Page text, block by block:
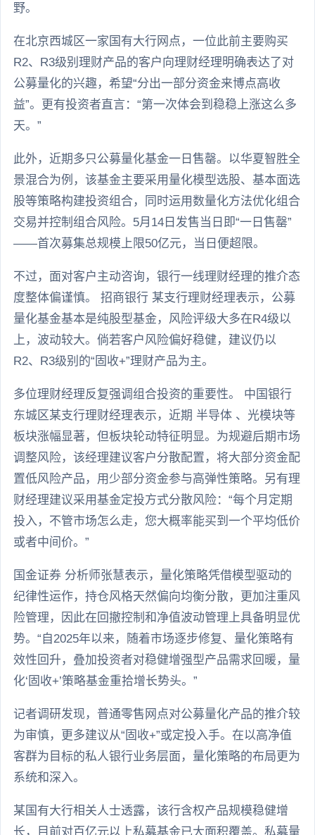
野。
在北京西城区一家国有大行网点，一位此前主要购买
R2、R3级别理财产品的客户向理财经理明确表达了对
公募量化的兴趣，希望“分出一部分资金来博点高收
益”。更有投资者直言：“第一次体会到稳稳上涨这么多
天。”
此外，近期多只公募量化基金一日售罄。以华夏智胜全
景混合为例，该基金主要采用量化模型选股、基本面选
股等策略构建投资组合，同时运用数量化方法优化组合
交易并控制组合风险。5月14日发售当日即“一日售罄”
——首次募集总规模上限50亿元，当日便超限。
不过，面对客户主动咨询，银行一线理财经理的推介态
度整体偏谨慎。 招商银行 某支行理财经理表示，公募
量化基金基本是纯股型基金，风险评级大多在R4级以
上，波动较大。倘若客户风险偏好稳健，建议仍以
R2、R3级别的“固收+”理财产品为主。
多位理财经理反复强调组合投资的重要性。 中国银行
东城区某支行理财经理表示，近期 半导体 、光模块等
板块涨幅显著，但板块轮动特征明显。为规避后期市场
调整风险，该经理建议客户分散配置，将大部分资金配
置低风险产品，用少部分资金参与高弹性策略。另有理
财经理建议采用基金定投方式分散风险：“每个月定期
投入，不管市场怎么走，您大概率能买到一个平均低价
或者中间价。”
国金证券 分析师张慧表示，量化策略凭借模型驱动的
纪律性运作，持仓风格天然偏向均衡分散，更加注重风
险管理，因此在回撤控制和净值波动管理上具备明显优
势。“自2025年以来，随着市场逐步修复、量化策略有
效性回升，叠加投资者对稳健增强型产品需求回暖，量
化‘固收+’策略基金重拾增长势头。”
记者调研发现，普通零售网点对公募量化产品的推介较
为审慎，更多建议从“固收+”或定投入手。在以高净值
客群为目标的私人银行业务层面，量化策略的布局更为
系统和深入。
某国有大行相关人士透露，该行含权产品规模稳健增
长，目前对百亿元以上私募基金已大面积覆盖。私募量